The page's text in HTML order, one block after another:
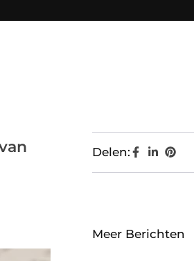
Delen:
Meer Berichten